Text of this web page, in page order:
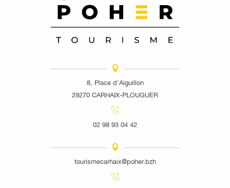
8, Place d'Aiguillon
29270 CARHAIX-PLOUGUER
02 98 93 04 42
tourismecarhaix@poher.bzh